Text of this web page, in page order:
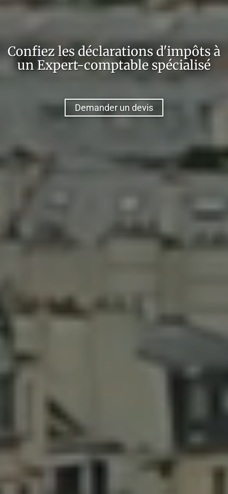
Confiezles déclarations d'impôtsà
un Expert-comptable spécialisé
Demander un devis